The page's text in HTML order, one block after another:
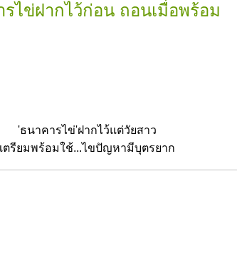
รไข่ฝากไว้ก่อน ถอนเมื่อพร้อม
'ธนาคารไข่'ฝากไว้แต่วัยสาว
เตรียมพร้อมใช้...ไขปัญหามีบุตรยาก